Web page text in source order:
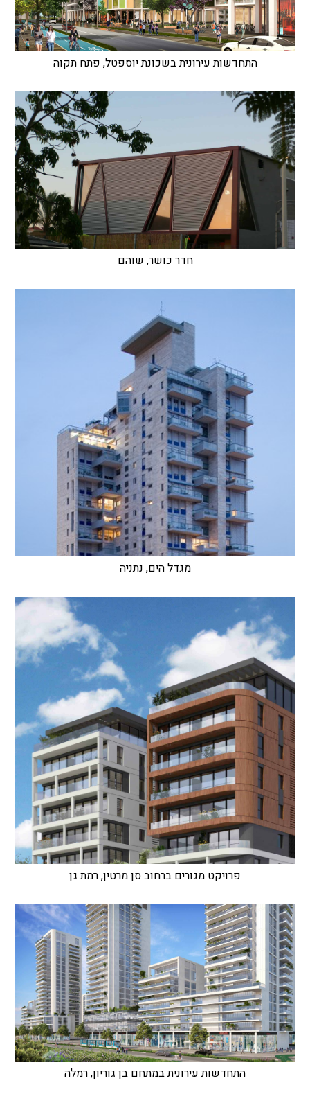
התחדשות עירונית בשכונת יוספטל, פתח תקוה
חדר כושר, שוהם
מגדל הים, נתניה
פרויקט מגורים ברחוב סן מרטין, רמת גן
התחדשות עירונית במתחם בן גוריון, רמלה